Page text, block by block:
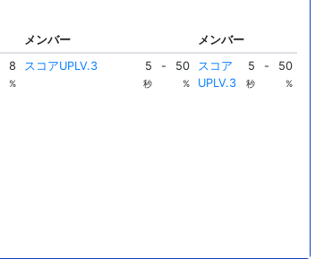
メンバー
メンバー
8
%
スコアUPLV.3 5
秒
- 50
%
スコア
UPLV.3
5
秒
- 50
%